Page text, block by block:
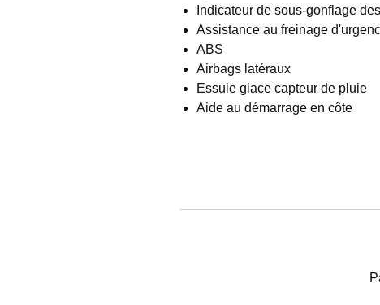
Indicateur de sous-gonflage
Assistance au freinage
ABS
Airbags latéraux
Essuie glace capteur de pluie
Aide au démarrage en côte